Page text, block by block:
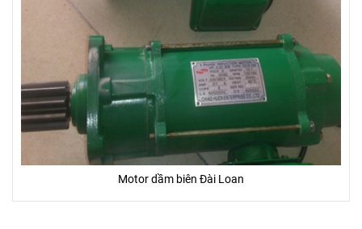
Motor dầm biên Đài Loan